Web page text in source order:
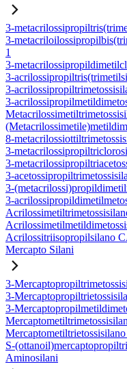
3-
3-
1
3-
3-
3-
3-
8-
3-
3-
3-
3-
3-
Acrilossitriisopropilsilano
Mercapto Silani
3-
3-
3-
S-
Aminosilani